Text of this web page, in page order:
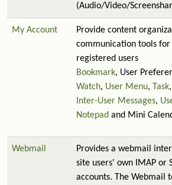
(Audio/Video/
My Account
Provide content
communication tools for
registered users
Bookmark, User
Watch, User Menu, Task,
Inter-User Messages,
Notepad and Mini
Webmail
Provides a webmail
site users' own IMAP or
accounts. The Webmail